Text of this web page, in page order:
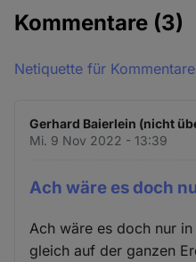
Kommentare (3)
Netiquette für Kommentare
Gerhard Baierlein (nicht
Mi. 9 Nov 2022 - 13:39
Ach wäre es doch
Ach wäre es doch nur
gleich auf der ganzen